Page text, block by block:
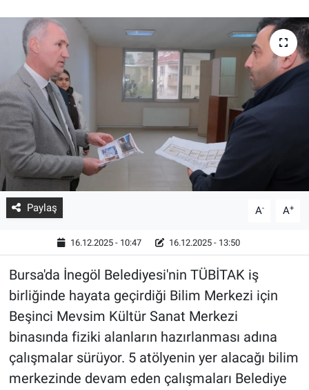
Paylaş A- A+
16.12.2025 - 10:47 16.12.2025 - 13:50
Bursa'da İnegöl Belediyesi'nin TÜBİTAK iş
birliğinde hayata geçirdiği Bilim Merkezi için
Beşinci Mevsim Kültür Sanat Merkezi
binasında fiziki alanların hazırlanması adına
çalışmalar sürüyor. 5 atölyenin yer alacağı bilim
merkezinde devam eden çalışmaları Belediye